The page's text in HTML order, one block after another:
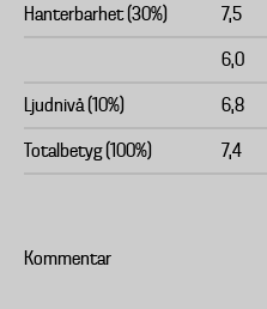
Hanterbarhet (30%) 7,5
6,0
Ljudnivå (10%) 6,8
Totalbetyg (100%) 7,4
Kommentar